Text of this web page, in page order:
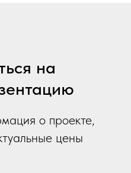
на
о проекте,
цены